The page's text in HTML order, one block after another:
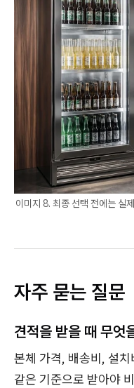
이미지 8. 최종 선택 전에는 실
자주 묻는 질문
견적을 받을 때 무엇
본체 가격, 배송비, 설
같은 기준으로 받아야